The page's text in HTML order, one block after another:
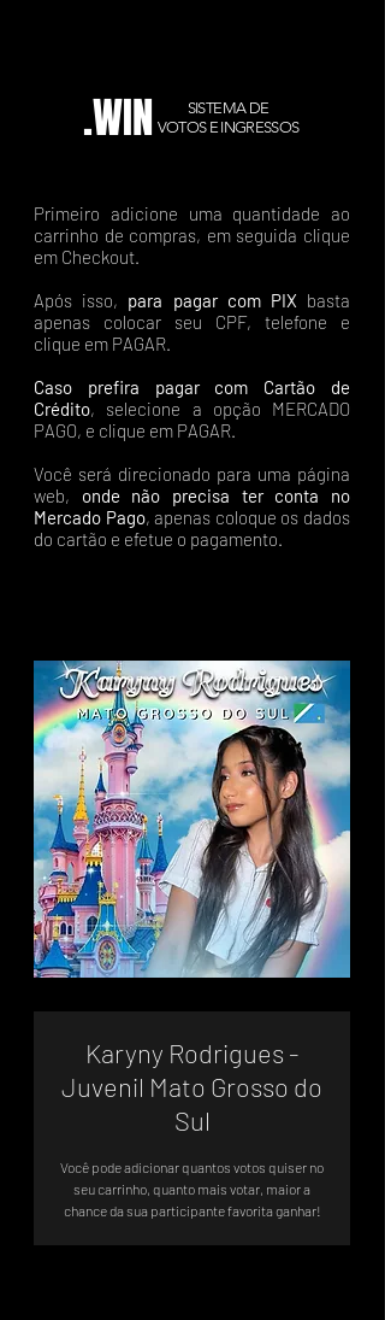
.WIN
SISTEMA DE
VOTOS E INGRESSOS
Primeiro adicione uma quantidade ao
carrinho de compras, em seguida clique
em Checkout.
Após isso, para pagar com PIX basta
apenas colocar seu CPF, telefone e
clique em PAGAR.
Caso prefira pagar com Cartão de
Crédito, selecione a opção MERCADO
PAGO, e clique em PAGAR.
Você será direcionado para uma página
web, onde não precisa ter conta no
Mercado Pago, apenas coloque os dados
do cartão e efetue o pagamento.
Karyny Rodrigues -
Juvenil Mato Grosso do
Sul
Você pode adicionar quantos votos quiser no
seu carrinho, quanto mais votar, maior a
chance da sua participante favorita ganhar!